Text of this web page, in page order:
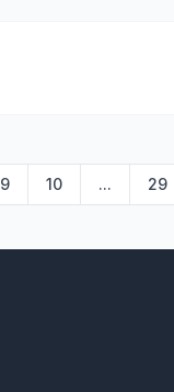
9 10 ... 29